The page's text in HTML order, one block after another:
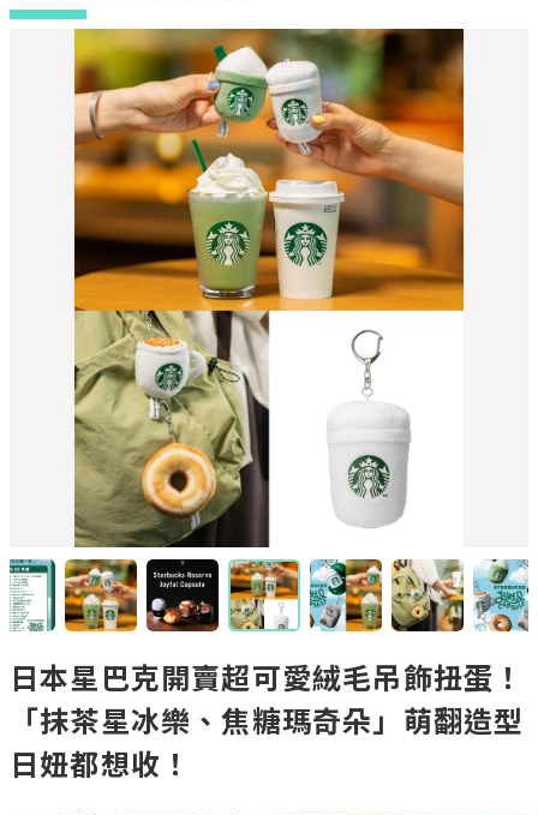
日本星巴克開賣超可愛絨毛吊飾扭蛋！
「抹茶星冰樂、焦糖瑪奇朵」萌翻造型
日妞都想收！